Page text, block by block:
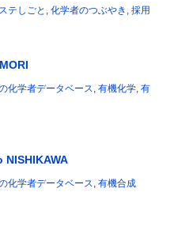
テしごと , 化学者のつぶやき , 採用
化学者データベース, 有機化学, 有
NISHIKAWA
化学者データベース, 有機合成